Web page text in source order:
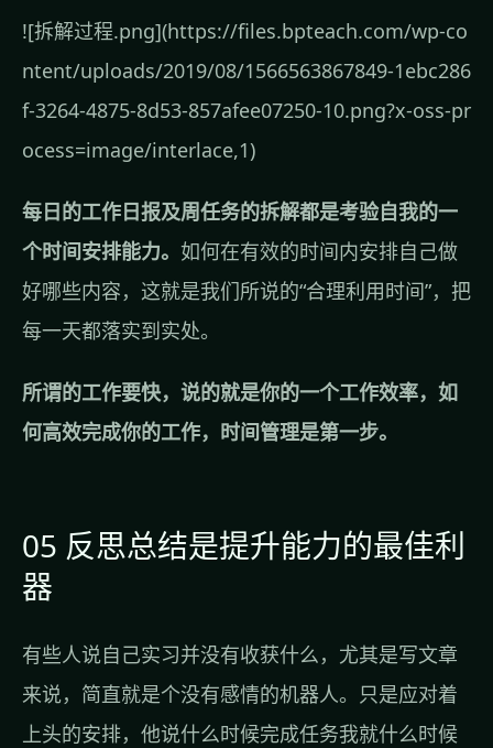
![拆解过程.png](https://files.bpteach.com/wp-co
ntent/uploads/2019/08/1566563867849-1ebc286
f-3264-4875-8d53-857afee07250-10.png?x-oss-pr
ocess=image/interlace,1)
每日的工作日报及周任务的拆解都是考验自我的一
个时间安排能力。 如何在有效的时间内安排自己做
好哪些内容，这就是我们所说的“合理利用时间”，把
每一天都落实到实处。
所谓的工作要快，说的就是你的一个工作效率，如
何高效完成你的工作，时间管理是第一步。
05 反思总结是提升能力的最佳利
器
有些人说自己实习并没有收获什么，尤其是写文章
来说，简直就是个没有感情的机器人。只是应对着
上头的安排，他说什么时候完成任务我就什么时候